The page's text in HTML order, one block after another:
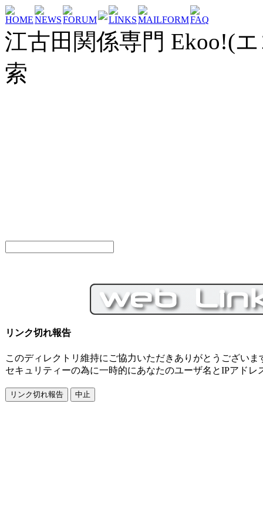
HOMENEWSFORUM LINKSMAILFORMFAQ
江古田関係専門 Ekoo!(
索
リンク切れ報告
このディレクトリ維持にご協力いただきありがとうございま
セキュリティーの為に一時的にあなたのユーザ名とIPアドレ